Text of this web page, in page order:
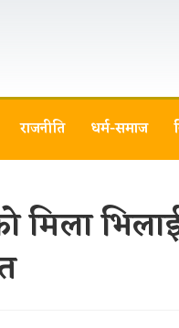
राजनीति धर्म-समाज
मिला